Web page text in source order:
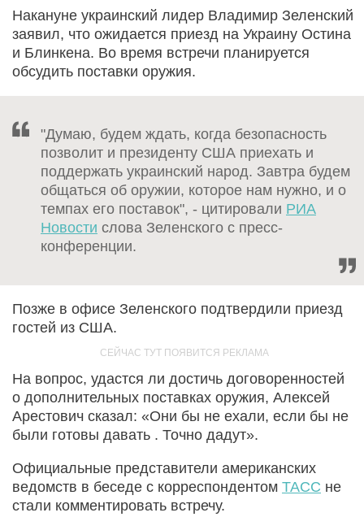
Накануне украинский лидер Владимир Зеленский
заявил, что ожидается приезд на Украину Остина
и Блинкена. Во время встречи планируется
обсудить поставки оружия.
"Думаю, будем ждать, когда безопасность
позволит и президенту США приехать и
поддержать украинский народ. Завтра будем
общаться об оружии, которое нам нужно, и о
темпах его поставок", - цитировали РИА
Новости слова Зеленского с пресс-
конференции.
Позже в офисе Зеленского подтвердили приезд
гостей из США.
На вопрос, удастся ли достичь договоренностей
о дополнительных поставках оружия, Алексей
Арестович сказал: «Они бы не ехали, если бы не
были готовы давать . Точно дадут».
Официальные представители американских
ведомств в беседе с корреспондентом ТАСС не
стали комментировать встречу.